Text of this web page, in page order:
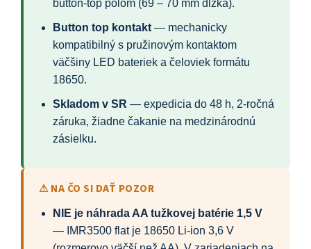
button-top pólom (69 – 70 mm dĺžka).
Button top kontakt — mechanicky
kompatibilný s pružinovým kontaktom
väčšiny LED bateriek a čeloviek formátu
18650.
Skladom v SR — expedicia do 48 h, 2-ročná
záruka, žiadne čakanie na medzinárodnú
zásielku.
⚠ NA ČO SI DAŤ POZOR
NIE je náhrada AA tužkovej batérie 1,5 V
— IMR3500 flat je 18650 Li-ion 3,6 V